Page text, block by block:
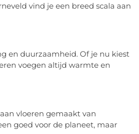
vind je een breed scala aan
en duurzaamheid. Of je nu kiest
voegen altijd warmte en
vloeren gemaakt van
goed voor de planeet, maar